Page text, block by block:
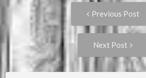
Post
navigation
Previous Post
Next Post